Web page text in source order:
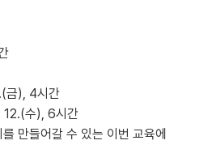
금), 4시간
12.(수), 6시간
만들어갈 수 있는 이번 교육에